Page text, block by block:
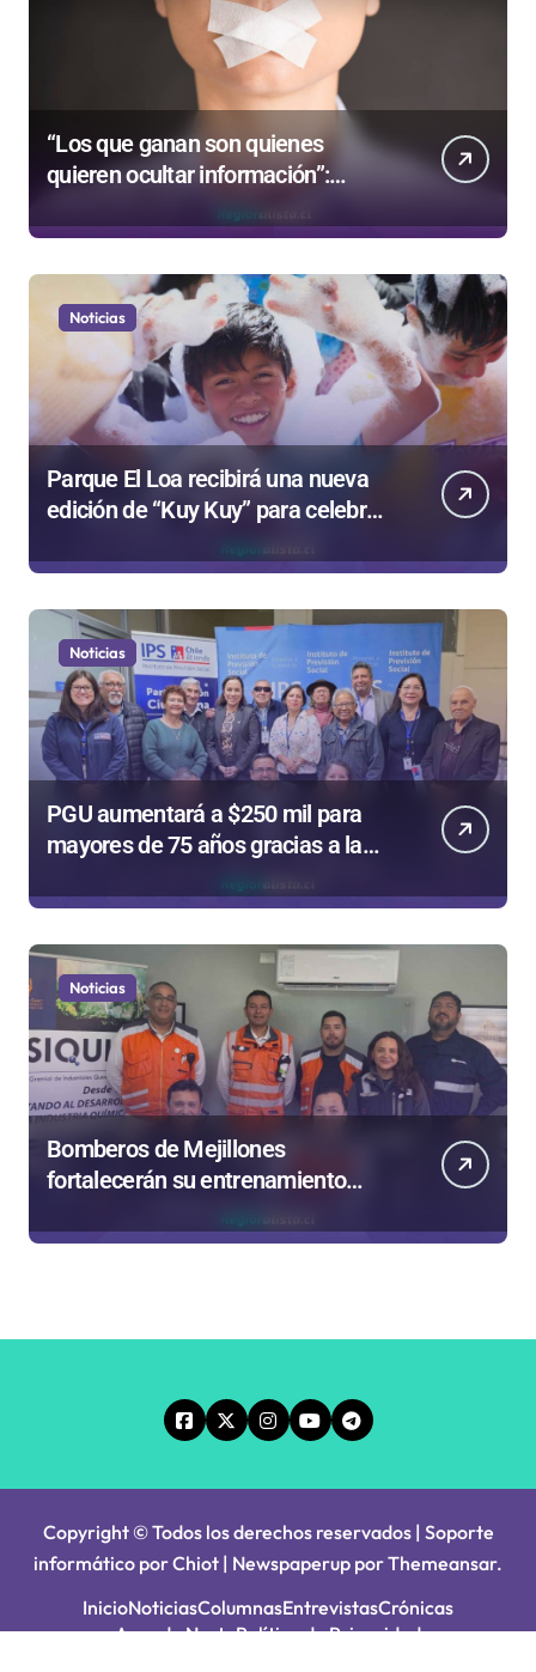
“Los que ganan son quienes
quieren ocultar información”:
Colegio de Periodistas cuestiona la
“Ley Mordaza 2.0”
Noticias
Parque El Loa recibirá una nueva
edición de “Kuy Kuy” para celebrar
Noticias
PGU aumentará a $250 mil para
mayores de 75 años gracias a la
reforma aprobada el 2025
Noticias
Bomberos de Mejillones
fortalecerán su entrenamiento
para enfrentar emergencias
complejas
Copyright © Todos los derechos reservados | Soporte
informático por Chiot | Newspaperup porThemeansar.
InicioNoticiasColumnasEntrevistasCrónicas
Agenda NortePolítica de Privacidad